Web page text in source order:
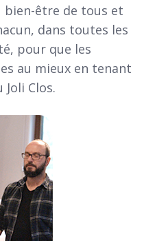
bien-être de tous et
dans toutes les
pour que les
au mieux en tenant
Clos.